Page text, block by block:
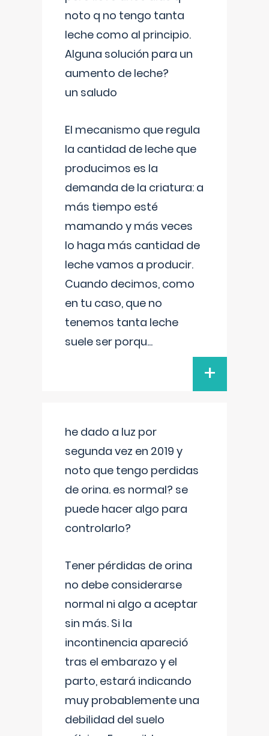
noto q no tengo tanta
leche como al principio.
Alguna solución para un
aumento de leche?
un saludo
El mecanismo que regula
la cantidad de leche que
producimos es la
demanda de la criatura: a
más tiempo esté
mamando y más veces
lo haga más cantidad de
leche vamos a producir.
Cuando decimos, como
en tu caso, que no
tenemos tanta leche
suele ser porqu...
+
he dado a luz por
segunda vez en 2019 y
noto que tengo perdidas
de orina. es normal? se
puede hacer algo para
controlarlo?
Tener pérdidas de orina
no debe considerarse
normal ni algo a aceptar
sin más. Si la
incontinencia apareció
tras el embarazo y el
parto, estará indicando
muy probablemente una
debilidad del suelo